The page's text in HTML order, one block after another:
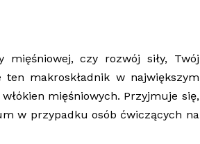
czy rozwój siły, Twój
ten makroskładnik w największym
mięśniowych. Przyjmuje się,
w przypadku osób ćwiczących na